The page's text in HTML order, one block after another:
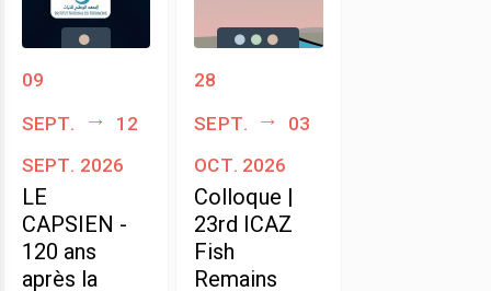
09
sept.
12
sept. 2026
LE
CAPSIEN -
120 ans
après la
28
sept.
03
oct. 2026
Colloque |
23rd ICAZ
Fish
Remains